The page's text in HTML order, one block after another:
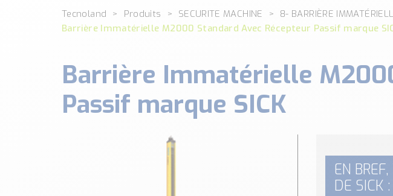
Tecnoland Produits SECURITE MACHINE 8- BARRIÈRE
Barrière Immatérielle M2000 Standard Avec Récepteur Passif marque
Barrière Immatérielle
Passif marque SICK
EN
DE SICK :